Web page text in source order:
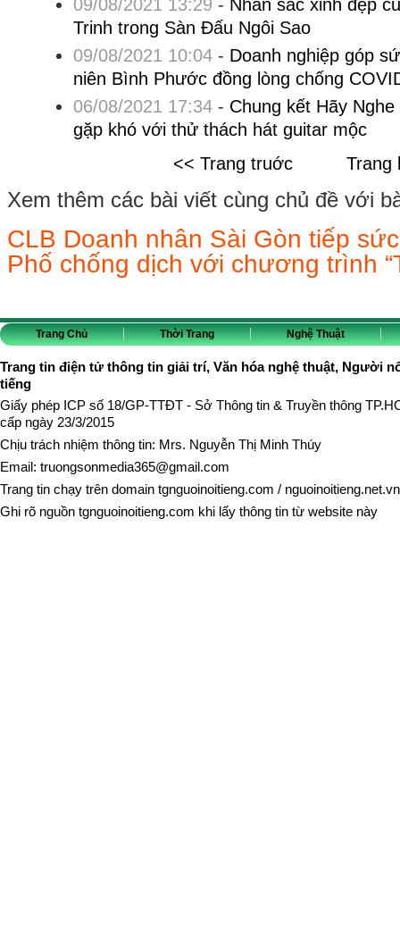
09/08/2021 13:29 - Nhan sắc xinh đẹp
Trinh trong Sàn Đấu Ngôi Sao
09/08/2021 10:04- Doanh nghiệp góp
niên Bình Phước đồng lòng chống
06/08/2021 17:34- Chung kết Hãy
gặp khó với thử thách hát guitar mộc
<< Trang truớc
Trang
Xem thêm các bài viết cùng chủ đề với
CLB Doanh nhân Sài Gòn tiếp
Phố chống dịch với chương trình
Trang Chủ Thời Trang Nghệ Thuật
Trang tin điện tử thông tin giải trí, Văn hóa nghệ thuật, Người
tiếng
Giấy phép ICP số 18/GP-TTĐT - Sở Thông tin & Truyền thông
cấp ngày 23/3/2015
Chịu trách nhiệm thông tin: Mrs. Nguyễn Thị Minh Thúy
Email: truongsonmedia365@gmail.com
Trang tin chạy trên domain tgnguoinoitieng.com / nguoinoitieng.net.vn
Ghi rõ nguồn tgnguoinoitieng.com khi lấy thông tin từ website này